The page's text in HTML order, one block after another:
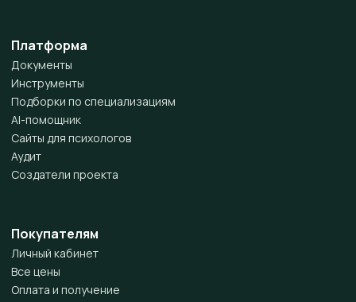
Платформа
Документы
Инструменты
Подборки по специализациям
AI-помощник
Сайты для психологов
Аудит
Создатели проекта
Покупателям
Личный кабинет
Все цены
Оплата и получение